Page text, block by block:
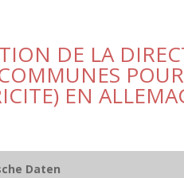
DE LA
EN
Daten